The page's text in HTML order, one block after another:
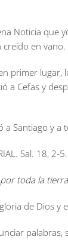
Noticia que
en vano.
primer lugar,
a Cefas y
a Santiago y
Sal. 18, 2-5.
toda la
de Dios